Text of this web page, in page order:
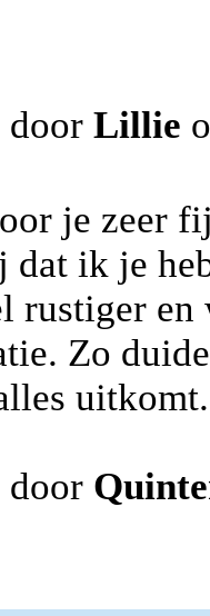
door Lillie
je zeer
dat ik je
rustiger en
Zo
door